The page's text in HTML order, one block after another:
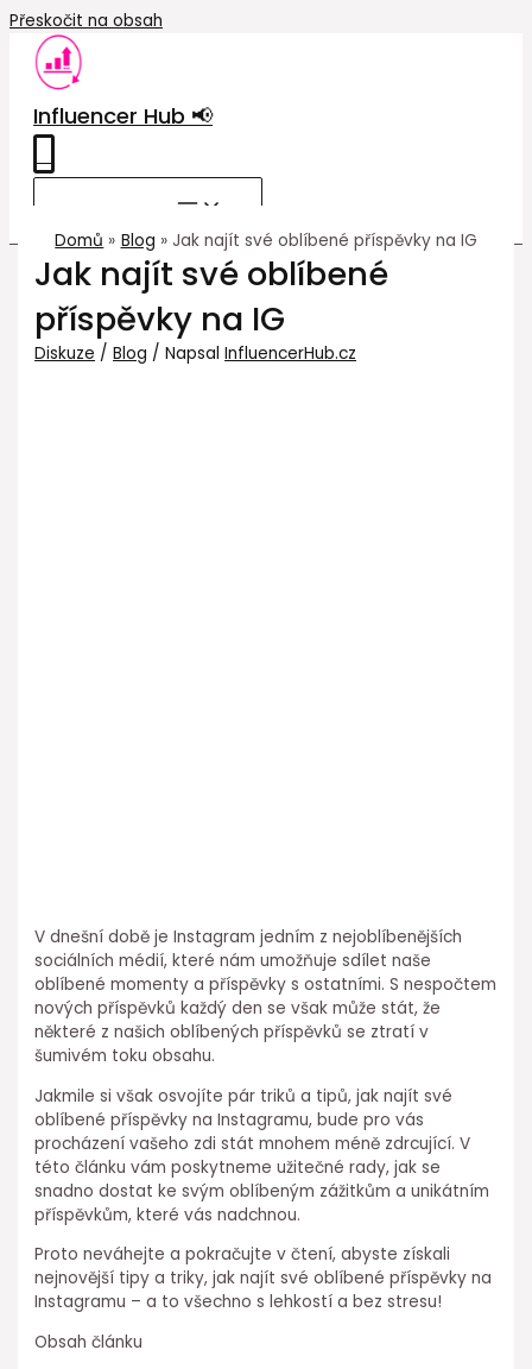
Přeskočit na obsah
Influencer Hub 📢
Domů Blog Jak najít své oblíbené příspěvky na IG
Jak najít své oblíbené
příspěvky na IG
Diskuze /Blog / NapsalInfluencerHub.cz
V dnešní době je Instagram jedním z nejoblíbenějších
sociálních médií, které nám umožňuje sdílet naše
oblíbené momenty a příspěvky s ostatními. S nespočtem
nových příspěvků každý den se však může stát, že
některé z našich oblíbených příspěvků se ztratí v
šumivém toku obsahu.
Jakmile si však osvojíte pár triků a tipů, jak najít své
oblíbené příspěvky na Instagramu, bude pro vás
procházení vašeho zdi stát mnohem méně zdrcující. V
této článku vám poskytneme užitečné rady, jak se
snadno dostat ke svým oblíbeným zážitkům a unikátním
příspěvkům, které vás nadchnou.
Proto neváhejte a pokračujte v čtení, abyste získali
nejnovější tipy a triky, jak najít své oblíbené příspěvky na
Instagramu – a to všechno s lehkostí a bez stresu!
Obsah článku